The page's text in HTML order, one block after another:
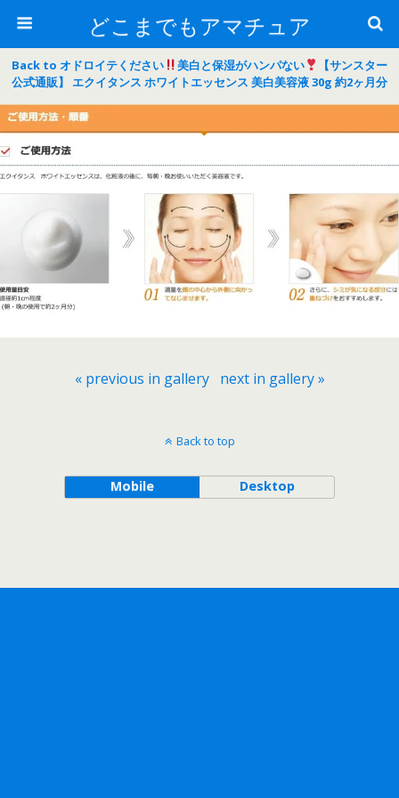
どこまでもアマチュア
Back to オドロイテください 美白と保湿がハンパない
【サンスター
公式通販】 エクイタンス ホワイトエッセンス 美白美容液 30g 約2ヶ月分
« previous in gallery next in gallery »
Back to top
Mobile Desktop